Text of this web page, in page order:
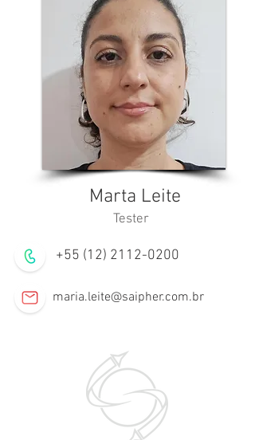
Marta Leite
Tester
+55 (12) 2112-0200
maria.leite@saipher.com.br